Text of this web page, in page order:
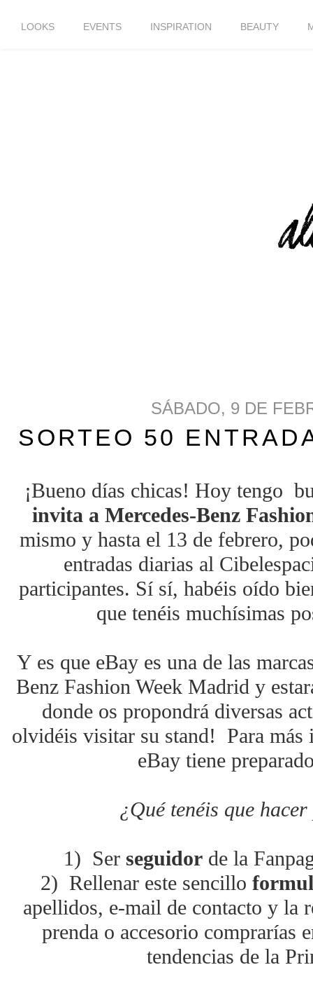
LOOKS EVENTS INSPIRATION BEAUTY
SÁBADO, 9 DE
SORTEO 50
¡Bueno días chicas! Hoy tengo
invita a Mercedes-Benz
mismo y hasta el 13 de febrero,
entradas diarias al
participantes. Sí sí, habéis oído
que tenéis muchísimas
Y es que eBay es una de las
Benz Fashion Week Madrid y
donde os propondrá diversas
olvidéis visitar su stand! Para
eBay tiene
¿Qué tenéis que
1) Ser seguidorde la
2) Rellenar este sencillo
apellidos, e-mail de contacto y la
prenda o accesorio comprarías
tendencias de la